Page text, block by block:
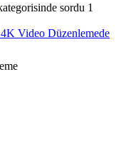
sordu 1
Video Düzenlemede